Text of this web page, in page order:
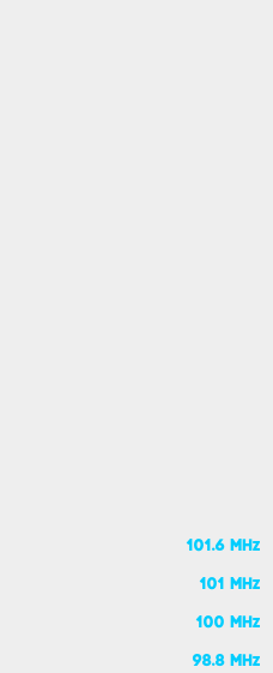
101.6 MHz
101 MHz
100 MHz
98.8 MHz